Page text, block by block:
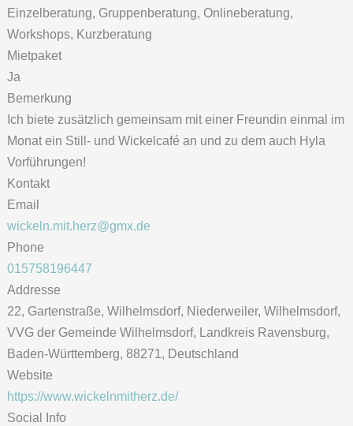
Einzelberatung, Gruppenberatung, Onlineberatung,
Workshops, Kurzberatung
Mietpaket
Ja
Bemerkung
Ich biete zusätzlich gemeinsam mit einer Freundin einmal im
Monat ein Still- und Wickelcafé an und zu dem auch Hyla
Vorführungen!
Kontakt
Email
wickeln.mit.herz@gmx.de
Phone
015758196447
Addresse
22, Gartenstraße, Wilhelmsdorf, Niederweiler, Wilhelmsdorf,
VVG der Gemeinde Wilhelmsdorf, Landkreis Ravensburg,
Baden-Württemberg, 88271, Deutschland
Website
https://www.wickelnmitherz.de/
Social Info